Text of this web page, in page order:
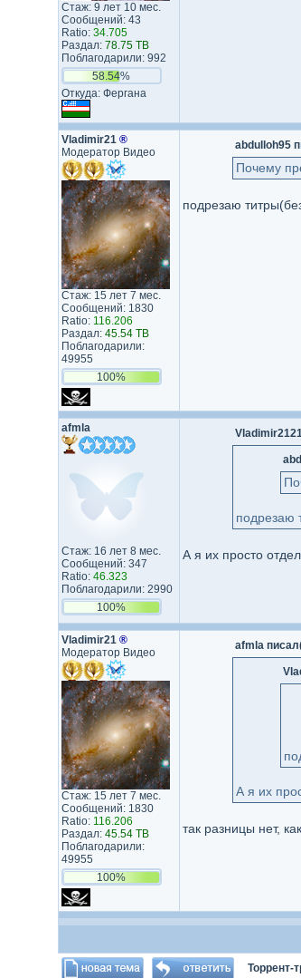
Стаж: 9 лет 10 мес.
Сообщений: 43
Ratio: 34.705
Раздал: 78.75 TB
Поблагодарили: 992
58.54%
Откуда: Фергана
Vladimir21 ®
Модератор Видео
Стаж: 15 лет 7 мес.
Сообщений: 1830
Ratio: 116.206
Раздал: 45.54 TB
Поблагодарили:
49955
100%
abdulloh95
Почему
подрезаю
afmla
Стаж: 16 лет 8 мес.
Сообщений: 347
Ratio: 46.323
Поблагодарили: 2990
100%
подрезаю
А я их просто
Vladimir21 ®
Модератор Видео
Стаж: 15 лет 7 мес.
Сообщений: 1830
Ratio: 116.206
Раздал: 45.54 TB
Поблагодарили:
49955
100%
afmla
А я их
так разницы нет,
Торрент-